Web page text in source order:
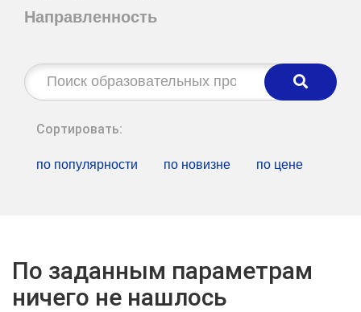
Направленность
Строка
поиска:
Сортировать:
по популярности по новизне по цене
По заданным параметрам
ничего не нашлось